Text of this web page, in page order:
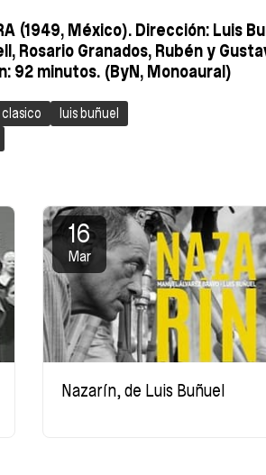
(1949, México). Dirección: Luis
Rosario Granados, Rubén y
92 minutos. (ByN, Monoaural)
luis buñuel
16
Mar
Nazarín, de Luis Buñuel